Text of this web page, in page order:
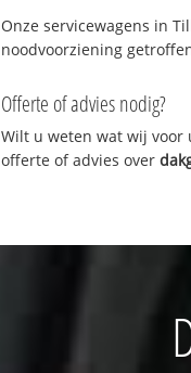
Onze servicewagens in
noodvoorziening
Offerte of advies nodig?
Wilt u weten wat wij voor
offerte of advies over